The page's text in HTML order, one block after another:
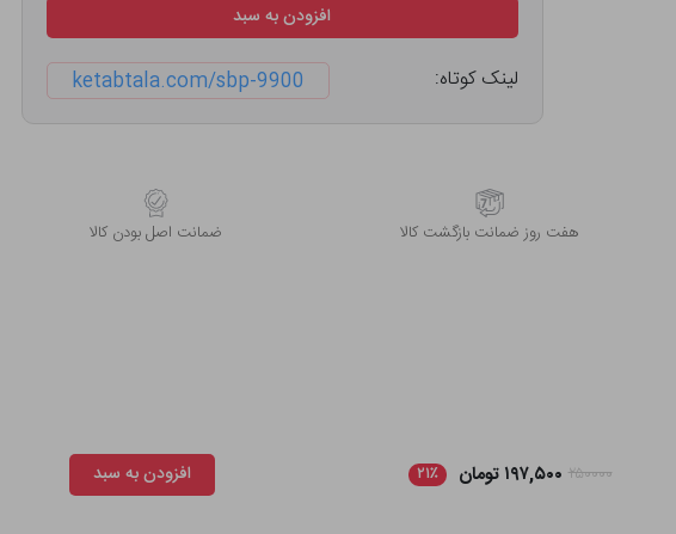
افزودن به سبد
لینک کوتاه: ketabtala.com/sbp-9900
هفت روز ضمانت بازگشت کالا ﺿﻤﺎﻧﺖ اﺻﻞ ﺑﻮدن ﮐﺎﻟﺎ
۲۵۰۰۰۰ ۱۹۷,۵۰۰ تومان ۲۱٪ افزودن به سبد